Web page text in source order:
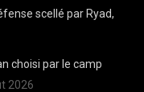
scellé par Ryad,
choisi par le camp
2026